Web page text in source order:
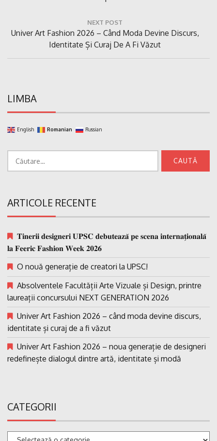
NEXT POST
Next
Univer Art Fashion 2026 – Când Moda Devine Discurs,
Identitate Și Curaj De A Fi Văzut
LIMBA
English Romanian Russian
ARTICOLE RECENTE
𝐓𝐢𝐧𝐞𝐫𝐢𝐢 𝐝𝐞𝐬𝐢𝐠𝐧𝐞𝐫𝐢 𝐔𝐏𝐒𝐂 𝐝𝐞𝐛𝐮𝐭𝐞𝐚𝐳𝐚̆ 𝐩𝐞 𝐬𝐜𝐞𝐧𝐚 𝐢𝐧𝐭𝐞𝐫𝐧𝐚𝐭̗𝐢𝐨𝐧𝐚𝐥𝐚̆
𝐥𝐚 𝐅𝐞𝐞𝐫𝐢𝐜 𝐅𝐚𝐬𝐡𝐢𝐨𝐧 𝐖𝐞𝐞𝐤 𝟐𝟎𝟐𝟔
O nouă generație de creatori la UPSC!
Absolventele Facultății Arte Vizuale și Design, printre
laureații concursului NEXT GENERATION 2026
Univer Art Fashion 2026 – când moda devine discurs,
identitate și curaj de a fi văzut
Univer Art Fashion 2026 – noua generație de designeri
redefinește dialogul dintre artă, identitate și modă
CATEGORII
Categorii